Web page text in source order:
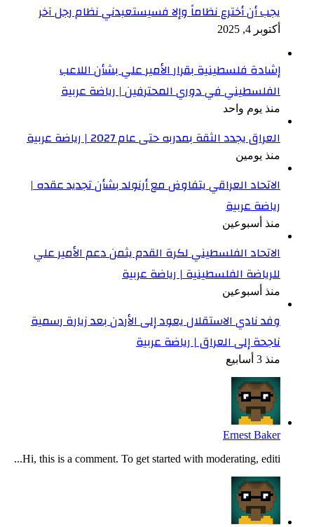
يجب أن أخترع نظاماً وإلا فسيستعبدني نظام رجل آخر
أكتوبر 4, 2025
إشادة فلسطينية بقرار الأمير علي بشأن اللاعب
الفلسطيني في دوري المحترفين | رياضة عربية
منذ يوم واحد
العراق يجدد الثقة بمدربه حتى عام 2027 | رياضة عربية
منذ يومين
الاتحاد العراقي يتفاوض مع أرنولد بشأن تجديد عقده |
رياضة عربية
منذ أسبوعين
الاتحاد الفلسطيني لكرة القدم يثمن دعم الأمير علي
للرياضة الفلسطينية | رياضة عربية
منذ أسبوعين
وفد نادي الاستقلال يعود إلى الأردن بعد زيارة رسمية
ناجحة إلى العراق | رياضة عربية
منذ 3 أسابيع
Ernest Baker
Hi, this is a comment. To get started with moderating, editi...